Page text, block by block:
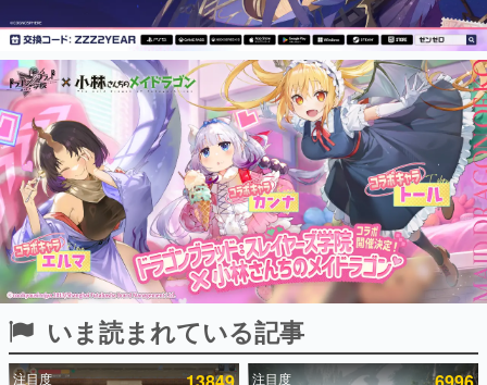
ピックアップ
電ファミのいま読まれている記事ランキング
アプリセール情報
インタビュー
連載・特集一覧
殿堂入り記事
SNS拡散数が数千以上！ ページビュー数万以上！ などな
ど。多くの人々に読まれた、電ファミ渾身の“殿堂入り”記
事をまとめました。
いま読まれている記事
注目度 注目度